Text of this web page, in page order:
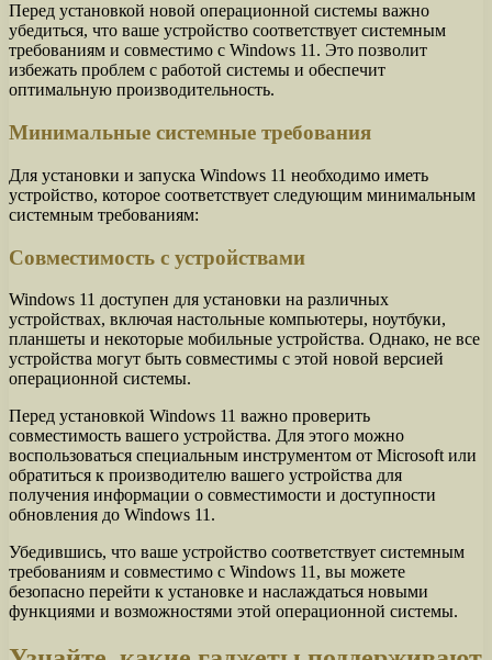
Перед установкой новой операционной системы важно
убедиться, что ваше устройство соответствует системным
требованиям и совместимо с Windows 11. Это позволит
избежать проблем с работой системы и обеспечит
оптимальную производительность.
Минимальные системные требования
Для установки и запуска Windows 11 необходимо иметь
устройство, которое соответствует следующим минимальным
системным требованиям:
Совместимость с устройствами
Windows 11 доступен для установки на различных
устройствах, включая настольные компьютеры, ноутбуки,
планшеты и некоторые мобильные устройства. Однако, не все
устройства могут быть совместимы с этой новой версией
операционной системы.
Перед установкой Windows 11 важно проверить
совместимость вашего устройства. Для этого можно
воспользоваться специальным инструментом от Microsoft или
обратиться к производителю вашего устройства для
получения информации о совместимости и доступности
обновления до Windows 11.
Убедившись, что ваше устройство соответствует системным
требованиям и совместимо с Windows 11, вы можете
безопасно перейти к установке и наслаждаться новыми
функциями и возможностями этой операционной системы.